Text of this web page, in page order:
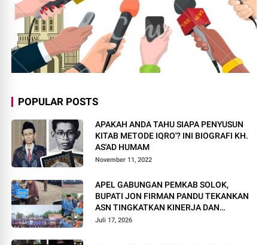
POPULAR POSTS
APAKAH ANDA TAHU SIAPA PENYUSUN
KITAB METODE IQRO'? INI BIOGRAFI KH.
AS'AD HUMAM
November 11, 2022
APEL GABUNGAN PEMKAB SOLOK,
BUPATI JON FIRMAN PANDU TEKANKAN
ASN TINGKATKAN KINERJA DAN
PELAYANAN MASYARAKAT.
Juli 17, 2026